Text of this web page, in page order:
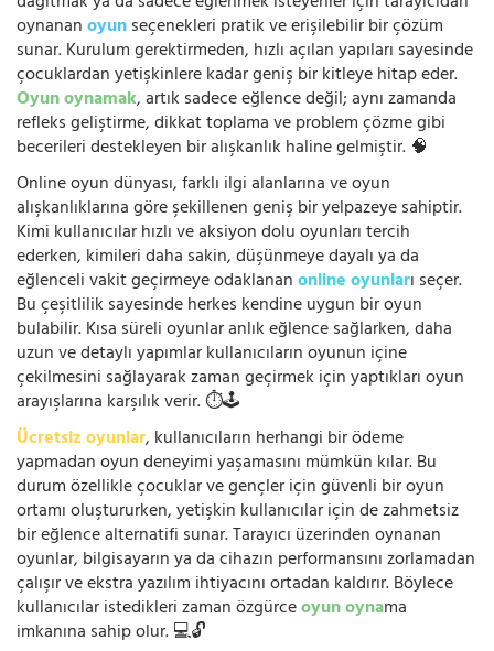
oynananoyunseçenekleri pratik ve erişilebilir bir çözüm
sunar. Kurulum gerektirmeden, hızlı açılan yapıları sayesinde
çocuklardan yetişkinlere kadar geniş bir kitleye hitap eder.
Oyun oynamak, artık sadece eğlence değil; aynı zamanda
refleks geliştirme, dikkat toplama ve problem çözme gibi
becerileri destekleyen bir alışkanlık haline gelmiştir. 🧠
Online oyun dünyası, farklı ilgi alanlarına ve oyun
alışkanlıklarına göre şekillenen geniş bir yelpazeye sahiptir.
Kimi kullanıcılar hızlı ve aksiyon dolu oyunları tercih
ederken, kimileri daha sakin, düşünmeye dayalı ya da
eğlenceli vakit geçirmeye odaklananonline oyunları seçer.
Bu çeşitlilik sayesinde herkes kendine uygun bir oyun
bulabilir. Kısa süreli oyunlar anlık eğlence sağlarken, daha
uzun ve detaylı yapımlar kullanıcıların oyunun içine
çekilmesini sağlayarak zaman geçirmek için yaptıkları oyun
arayışlarına karşılık verir. ⏱️🕹️
Ücretsiz oyunlar, kullanıcıların herhangi bir ödeme
yapmadan oyun deneyimi yaşamasını mümkün kılar. Bu
durum özellikle çocuklar ve gençler için güvenli bir oyun
ortamı oluştururken, yetişkin kullanıcılar için de zahmetsiz
bir eğlence alternatifi sunar. Tarayıcı üzerinden oynanan
oyunlar, bilgisayarın ya da cihazın performansını zorlamadan
çalışır ve ekstra yazılım ihtiyacını ortadan kaldırır. Böylece
kullanıcılar istedikleri zaman özgürceoyun oynama
imkanına sahip olur. 💻🔓